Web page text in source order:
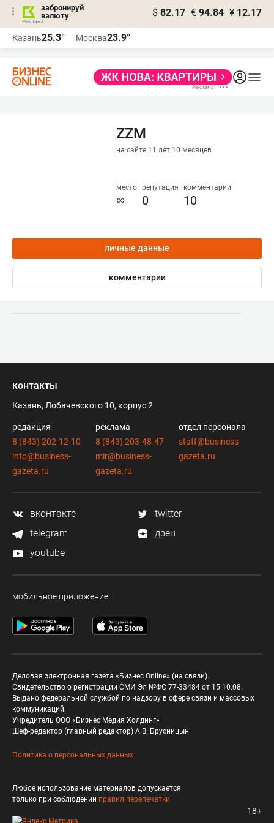
забронируй
валюту
$ 82.17 € 94.84 ¥ 12.17
Казань25.3° Москва23.9°
ZZM
на сайте 11 лет 10 месяцев
место
∞
репутация
0
комментарии
10
личные данные
комментарии
контакты
Казань, Лобачевского 10, корпус 2
редакция
8 (843) 202-12-10
info@business-
gazeta.ru
реклама
8 (843) 203-48-47
mir@business-
gazeta.ru
отдел персонала
staff@business-
gazeta.ru
вконтакте
twitter
telegram
дзен
youtube
мобильное приложение
Деловая электронная газета «Бизнес Online» (на связи).
Свидетельство о регистрации СМИ Эл №ФС 77-33484 от 15.10.08.
Выдано федеральной службой по надзору в сфере связи и массовых
коммуникаций.
Учредитель ООО «Бизнес Медия Холдинг»
Шеф-редактор (главный редактор) А.В. Брусницын
Политика о персональных данных
Любое использование материалов допускается
только при соблюдении правил перепечатки
18+